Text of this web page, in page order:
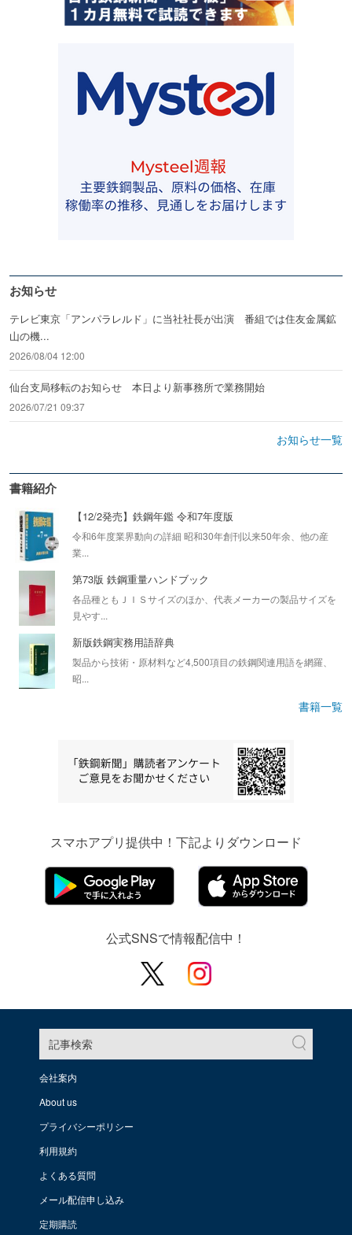
お知らせ
テレビ東京「アンパラレルド」に当社社長が出演 番組では住友金属鉱
山の機...
2026/08/04 12:00
仙台支局移転のお知らせ 本日より新事務所で業務開始
2026/07/21 09:37
お知らせ一覧
書籍紹介
【12/2発売】鉄鋼年鑑 令和7年度版
令和6年度業界動向の詳細 昭和30年創刊以来50年余、他の産
業...
第73版 鉄鋼重量ハンドブック
各品種ともＪＩＳサイズのほか、代表メーカーの製品サイズを
見やす...
新版鉄鋼実務用語辞典
製品から技術・原材料など4,500項目の鉄鋼関連用語を網羅、
昭...
書籍一覧
スマホアプリ提供中！下記よりダウンロード
公式SNSで情報配信中！
記事検索
会社案内
About us
プライバシーポリシー
利用規約
よくある質問
メール配信申し込み
定期購読